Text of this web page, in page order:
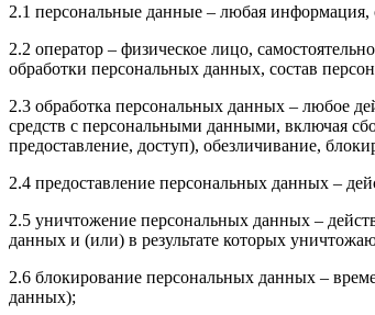
2.1 персональные данные – любая
2.2 оператор – физическое лицо,
обработки персональных данных, состав
2.3 обработка персональных данных – любое
средств с персональными данными, включая
предоставление, доступ), обезличивание,
2.4 предоставление персональных данных –
2.5 уничтожение персональных данных –
данных и (или) в результате которых
2.6 блокирование персональных данных –
данных);